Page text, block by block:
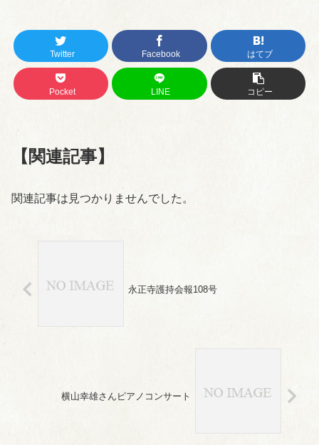
Twitter Facebook はてブ
Pocket LINE コピー
【関連記事】
関連記事は見つかりませんでした。
永正寺護持会報108号
横山幸雄さんピアノコンサート